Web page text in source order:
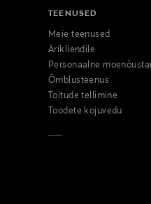
TEENUSED
Meie teenused
Ärikliendile
Personaalne
Õmblusteenus
Toitude tellimine
Toodete kojuvedu